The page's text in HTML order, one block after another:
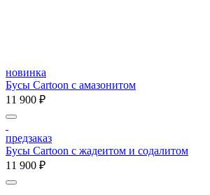
новинка
Бусы Cartoon с амазонитом
11 900 ₽
предзаказ
Бусы Cartoon с жадеитом и содалитом
11 900 ₽